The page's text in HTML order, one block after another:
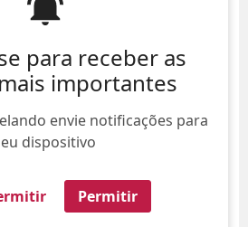
para receber as
importantes
envie notificações para
dispositivo
Permitir